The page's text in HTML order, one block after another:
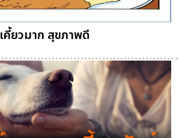
เคี้ยวมาก สุขภาพดี